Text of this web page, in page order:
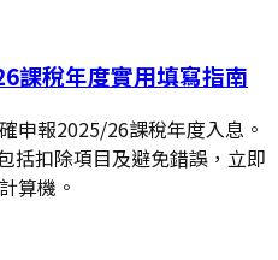
課稅年度實用填寫指南
申報2025/26課稅年度入息。
括扣除項目及避免錯誤，立即
算機。